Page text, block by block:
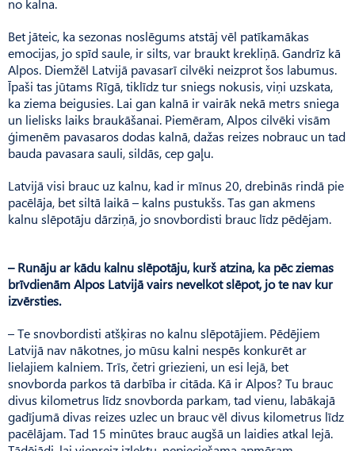
no kalna.
Bet jāteic, ka sezonas noslēgums atstāj vēl patīkamākas
emocijas, jo spīd saule, ir silts, var braukt krekliņā. Gandrīz kā
Alpos. Diemžēl Latvijā pavasarī cilvēki neizprot šos labumus.
Īpaši tas jūtams Rīgā, tiklīdz tur sniegs nokusis, viņi uzskata,
ka ziema beigusies. Lai gan kalnā ir vairāk nekā metrs sniega
un lielisks laiks braukāšanai. Piemēram, Alpos cilvēki visām
ģimenēm pavasaros dodas kalnā, dažas reizes nobrauc un tad
bauda pavasara sauli, sildās, cep gaļu.
Latvijā visi brauc uz kalnu, kad ir mīnus 20, drebinās rindā pie
pacēlāja, bet siltā laikā – kalns pustukšs. Tas gan akmens
kalnu slēpotāju dārziņā, jo snovbordisti brauc līdz pēdējam.
– Runāju ar kādu kalnu slēpotāju, kurš atzina, ka pēc ziemas
brīvdienām Alpos Latvijā vairs nevelkot slēpot, jo te nav kur
izvērsties.
– Te snovbordisti atšķiras no kalnu slēpotājiem. Pēdējiem
Latvijā nav nākotnes, jo mūsu kalni nespēs konkurēt ar
lielajiem kalniem. Trīs, četri griezieni, un esi lejā, bet
snovborda parkos tā darbība ir citāda. Kā ir Alpos? Tu brauc
divus kilometrus līdz snovborda parkam, tad vienu, labākajā
gadījumā divas reizes uzlec un brauc vēl divus kilometrus līdz
pacēlājam. Tad 15 minūtes brauc augšā un laidies atkal lejā.